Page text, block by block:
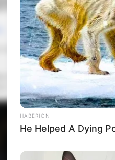
24-vjeçar është një produkt i
Torres nga portugezët,
HABERION
He Helped A Dying